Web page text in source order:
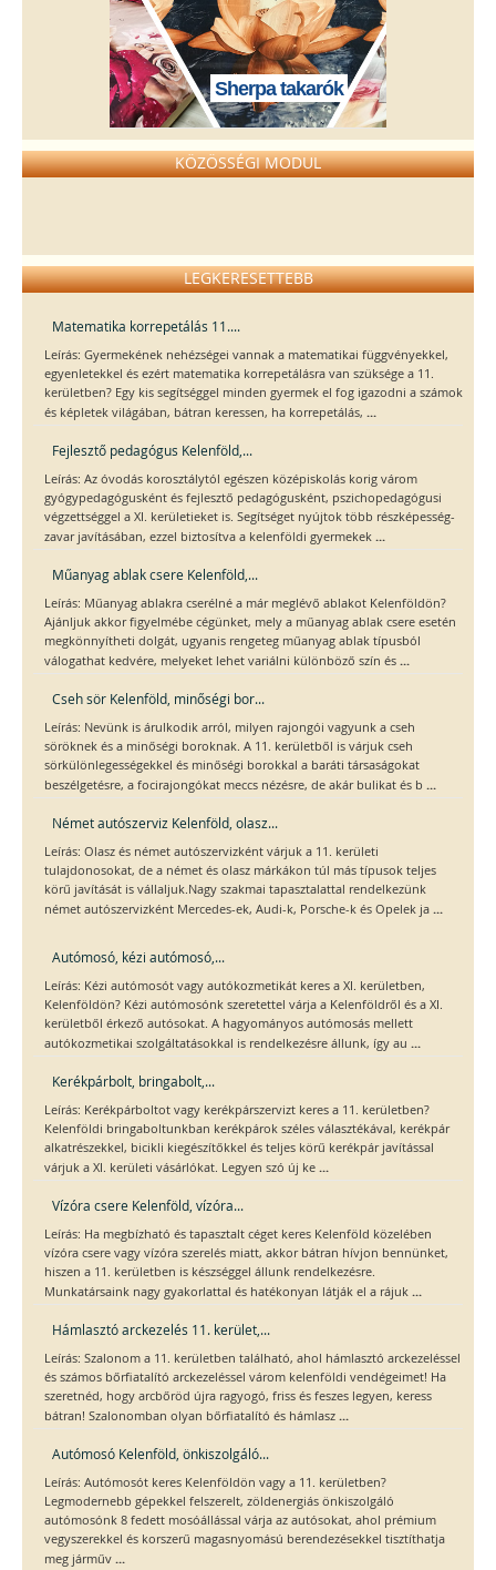
Sherpa takarók
KÖZÖSSÉGI MODUL
LEGKERESETTEBB
Matematika korrepetálás 11....
Leírás: Gyermekének nehézségei vannak a matematikai függvényekkel,
egyenletekkel és ezért matematika korrepetálásra van szüksége a 11.
kerületben? Egy kis segítséggel minden gyermek el fog igazodni a számok
és képletek világában, bátran keressen, ha korrepetálás, ...
Fejlesztő pedagógus Kelenföld,...
Leírás: Az óvodás korosztálytól egészen középiskolás korig várom
gyógypedagógusként és fejlesztő pedagógusként, pszichopedagógusi
végzettséggel a XI. kerületieket is. Segítséget nyújtok több részképesség-
zavar javításában, ezzel biztosítva a kelenföldi gyermekek ...
Műanyag ablak csere Kelenföld,...
Leírás: Műanyag ablakra cserélné a már meglévő ablakot Kelenföldön?
Ajánljuk akkor figyelmébe cégünket, mely a műanyag ablak csere esetén
megkönnyítheti dolgát, ugyanis rengeteg műanyag ablak típusból
válogathat kedvére, melyeket lehet variálni különböző szín és ...
Cseh sör Kelenföld, minőségi bor...
Leírás: Nevünk is árulkodik arról, milyen rajongói vagyunk a cseh
söröknek és a minőségi boroknak. A 11. kerületből is várjuk cseh
sörkülönlegességekkel és minőségi borokkal a baráti társaságokat
beszélgetésre, a focirajongókat meccs nézésre, de akár bulikat és b ...
Német autószerviz Kelenföld, olasz...
Leírás: Olasz és német autószervizként várjuk a 11. kerületi
tulajdonosokat, de a német és olasz márkákon túl más típusok teljes
körű javítását is vállaljuk.Nagy szakmai tapasztalattal rendelkezünk
német autószervizként Mercedes-ek, Audi-k, Porsche-k és Opelek ja ...
Autómosó, kézi autómosó,...
Leírás: Kézi autómosót vagy autókozmetikát keres a XI. kerületben,
Kelenföldön? Kézi autómosónk szeretettel várja a Kelenföldről és a XI.
kerületből érkező autósokat. A hagyományos autómosás mellett
autókozmetikai szolgáltatásokkal is rendelkezésre állunk, így au ...
Kerékpárbolt, bringabolt,...
Leírás: Kerékpárboltot vagy kerékpárszervizt keres a 11. kerületben?
Kelenföldi bringaboltunkban kerékpárok széles választékával, kerékpár
alkatrészekkel, bicikli kiegészítőkkel és teljes körű kerékpár javítással
várjuk a XI. kerületi vásárlókat. Legyen szó új ke ...
Vízóra csere Kelenföld, vízóra...
Leírás: Ha megbízható és tapasztalt céget keres Kelenföld közelében
vízóra csere vagy vízóra szerelés miatt, akkor bátran hívjon bennünket,
hiszen a 11. kerületben is készséggel állunk rendelkezésre.
Munkatársaink nagy gyakorlattal és hatékonyan látják el a rájuk ...
Hámlasztó arckezelés 11. kerület,...
Leírás: Szalonom a 11. kerületben található, ahol hámlasztó arckezeléssel
és számos bőrfiatalító arckezeléssel várom kelenföldi vendégeimet! Ha
szeretnéd, hogy arcbőröd újra ragyogó, friss és feszes legyen, keress
bátran! Szalonomban olyan bőrfiatalító és hámlasz ...
Autómosó Kelenföld, önkiszolgáló...
Leírás: Autómosót keres Kelenföldön vagy a 11. kerületben?
Legmodernebb gépekkel felszerelt, zöldenergiás önkiszolgáló
autómosónk 8 fedett mosóállással várja az autósokat, ahol prémium
vegyszerekkel és korszerű magasnyomású berendezésekkel tisztíthatja
meg járműv ...